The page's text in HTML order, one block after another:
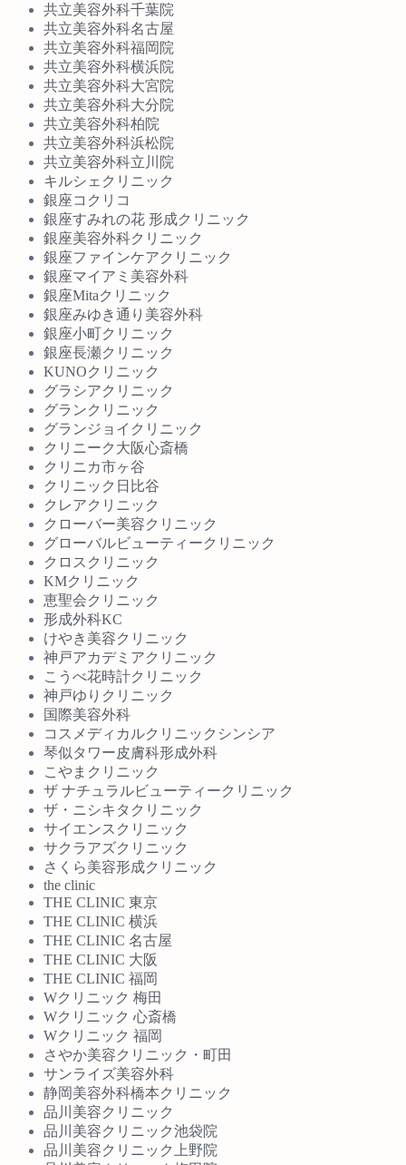
共立美容外科千葉院
共立美容外科名古屋
共立美容外科福岡院
共立美容外科横浜院
共立美容外科大宮院
共立美容外科大分院
共立美容外科柏院
共立美容外科浜松院
共立美容外科立川院
キルシェクリニック
銀座コクリコ
銀座すみれの花 形成クリニック
銀座美容外科クリニック
銀座ファインケアクリニック
銀座マイアミ美容外科
銀座Mitaクリニック
銀座みゆき通り美容外科
銀座小町クリニック
銀座長瀬クリニック
KUNOクリニック
グラシアクリニック
グランクリニック
グランジョイクリニック
クリニーク大阪心斎橋
クリニカ市ヶ谷
クリニック日比谷
クレアクリニック
クローバー美容クリニック
グローバルビューティークリニック
クロスクリニック
KMクリニック
恵聖会クリニック
形成外科KC
けやき美容クリニック
神戸アカデミアクリニック
こうべ花時計クリニック
神戸ゆりクリニック
国際美容外科
コスメディカルクリニックシンシア
琴似タワー皮膚科形成外科
こやまクリニック
ザ ナチュラルビューティークリニック
ザ・ニシキタクリニック
サイエンスクリニック
サクラアズクリニック
さくら美容形成クリニック
the clinic
THE CLINIC 東京
THE CLINIC 横浜
THE CLINIC 名古屋
THE CLINIC 大阪
THE CLINIC 福岡
Wクリニック 梅田
Wクリニック 心斎橋
Wクリニック 福岡
さやか美容クリニック・町田
サンライズ美容外科
静岡美容外科橋本クリニック
品川美容クリニック
品川美容クリニック池袋院
品川美容クリニック上野院